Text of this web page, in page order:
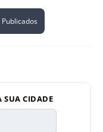
SUA CIDADE